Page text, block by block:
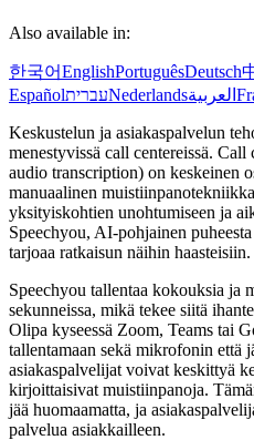
Also available in:
한국어EnglishPortuguêsDeutsch
EspañolעבריתNederlandsالعربية
Keskustelun ja asiakaspalvelun
menestyvissä call centereissä.
audio transcription) on keskeinen
manuaalinen
yksityiskohtien unohtumiseen ja
Speechyou, AI-pohjainen
tarjoaa ratkaisun näihin haasteisiin.
Speechyou tallentaa kokouksia ja
sekunneissa, mikä tekee siitä
Olipa kyseessä Zoom, Teams tai
tallentamaan sekä mikrofonin että
asiakaspalvelijat voivat keskittyä
kirjoittaisivat muistiinpanoja.
jää huomaamatta, ja
palvelua asiakkailleen.